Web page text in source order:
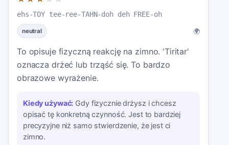
ehs-TOY tee-ree-TAHN-doh deh FREE-oh
neutral 🌍
To opisuje fizyczną reakcję na zimno. 'Tiritar'
oznacza drżeć lub trząść się. To bardzo
obrazowe wyrażenie.
Kiedy używać: Gdy fizycznie drżysz i chcesz
opisać tę konkretną czynność. Jest to bardziej
precyzyjne niż samo stwierdzenie, że jest ci
zimno.